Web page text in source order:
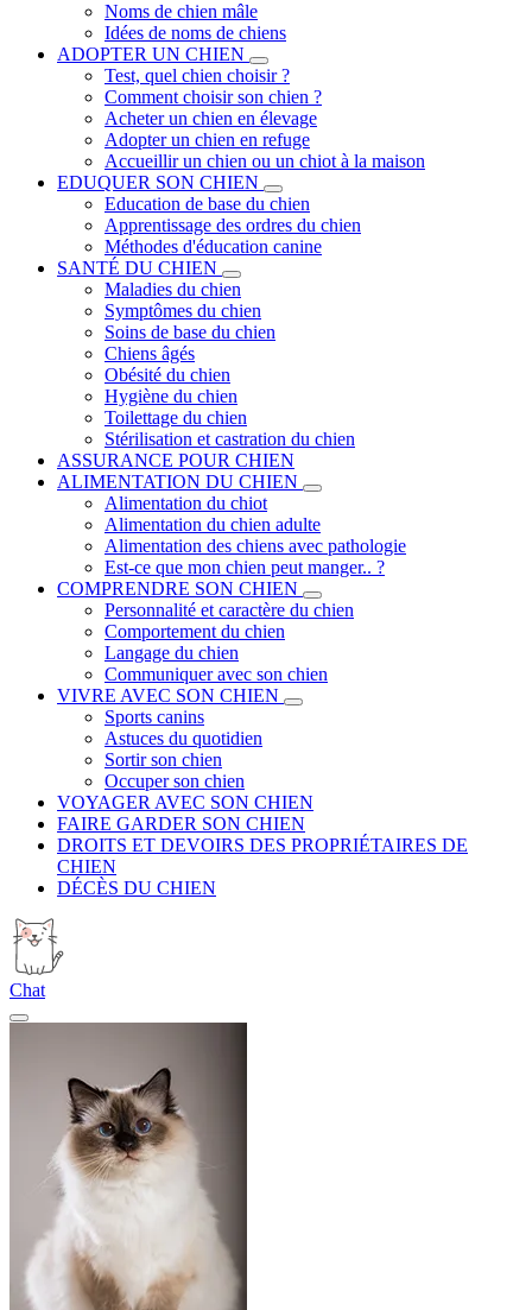
Noms de chien mâle
Idées de noms de chiens
ADOPTER UN CHIEN
Test, quel chien choisir ?
Comment choisir son chien ?
Acheter un chien en élevage
Adopter un chien en refuge
Accueillir un chien ou un chiot à la maison
EDUQUER SON CHIEN
Education de base du chien
Apprentissage des ordres du chien
Méthodes d'éducation canine
SANTÉ DU CHIEN
Maladies du chien
Symptômes du chien
Soins de base du chien
Chiens âgés
Obésité du chien
Hygiène du chien
Toilettage du chien
Stérilisation et castration du chien
ASSURANCE POUR CHIEN
ALIMENTATION DU CHIEN
Alimentation du chiot
Alimentation du chien adulte
Alimentation des chiens avec pathologie
Est-ce que mon chien peut manger.. ?
COMPRENDRE SON CHIEN
Personnalité et caractère du chien
Comportement du chien
Langage du chien
Communiquer avec son chien
VIVRE AVEC SON CHIEN
Sports canins
Astuces du quotidien
Sortir son chien
Occuper son chien
VOYAGER AVEC SON CHIEN
FAIRE GARDER SON CHIEN
DROITS ET DEVOIRS DES PROPRIÉTAIRES DE
CHIEN
DÉCÈS DU CHIEN
Chat